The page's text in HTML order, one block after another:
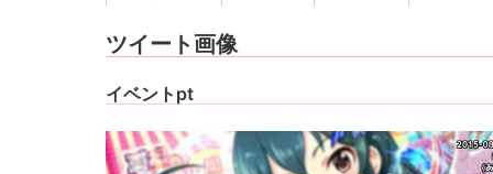
2015-08-17 19:40
ツイート画像
イベントpt